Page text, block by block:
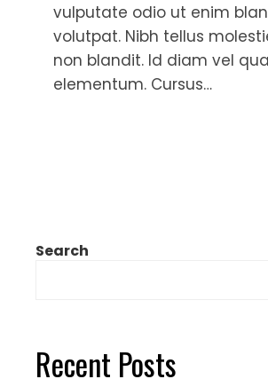
vulputate odio ut enim
volutpat. Nibh tellus
non blandit. Id diam vel
elementum. Cursus…
Search
Recent Posts